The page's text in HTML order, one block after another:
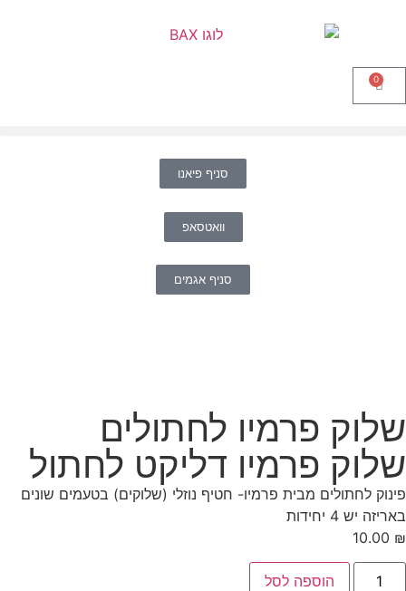
0
סניף פיאנו
וואטסאפ
סניף אגמים
שלוק פרמיו לחתולים
שלוק פרמיו דליקט לחתול
פינוק לחתולים מבית פרמיו- חטיף נוזלי (שלוקים) בטעמים שונים
באריזה יש 4 יחידות
10.00 ₪
הוספה לסל